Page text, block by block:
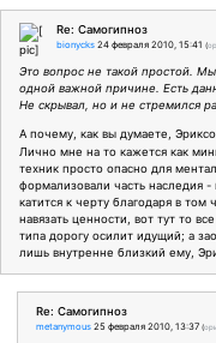
Re: Самогипноз
bionycks 24 февраля 2010, 15:41 (
Это вопрос не такой простой.
одной важной причине. Есть
Не скрывал, но и не стремился
А почему, как вы думаете,
Лично мне на то кажется как
техник просто опасно для
формализовали часть
катится к черту благодаря в
навязать ценности, вот тут то
типа дорогу осилит идущий; а
лишь внутренне близкий ему,
Re: Самогипноз
metanymous 25 февраля 2010, 13:37 (